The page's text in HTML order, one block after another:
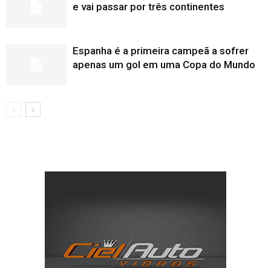
e vai passar por três continentes
Espanha é a primeira campeã a sofrer
apenas um gol em uma Copa do Mundo